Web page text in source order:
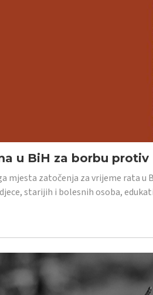
u BiH za borbu
mjesta zatočenja za vrijeme rata u
starijih i bolesnih osoba,